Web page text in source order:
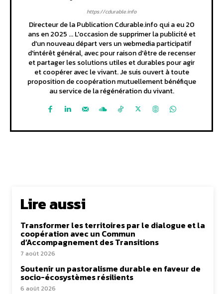
https://cdurable.info
Directeur de la Publication Cdurable.info qui a eu 20
ans en 2025 ... L'occasion de supprimer la publicité et
d'un nouveau départ vers un webmedia participatif
d'intérêt général, avec pour raison d'être de recenser
et partager les solutions utiles et durables pour agir
et coopérer avec le vivant. Je suis ouvert à toute
proposition de coopération mutuellement bénéfique
au service de la régénération du vivant.
Lire aussi
Transformer les territoires par le dialogue et la
coopération avec un Commun
d’Accompagnement des Transitions
7 août 2026
Soutenir un pastoralisme durable en faveur de
socio-écosystèmes résilients
6 août 2026